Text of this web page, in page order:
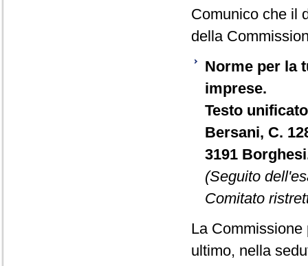
Comunico che il
della
Norme per la
imprese.
Testo
Bersani, C.
3191
(Seguito
Comitato
La
ultimo, nella